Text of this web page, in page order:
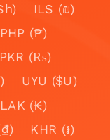
ILS (₪)
PHP (₱)
PKR (₨)
UYU ($U)
LAK (₭)
KHR (៛)